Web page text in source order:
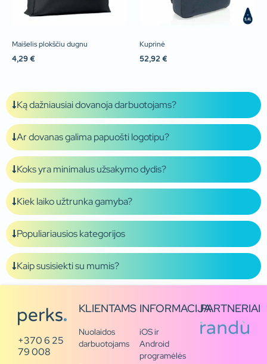
Maišelis plokščiu dugnu
4,29 €
Kuprinė
52,92 €
Ką dažniausiai dovanoja darbuotojams?
Ar dovanas galima papuošti logotipu?
Koks yra minimalus užsakymo dydis?
Kiek laiko užtrunka gamyba?
Populiariausios kategorijos
Kaip susisiekti su mumis?
+370 6 25
79 008
KLIENTAMS
Nuolaidos
darbuotojams
INFORMACIJA
iOS ir
Android
programėlės
PARTNERIAI